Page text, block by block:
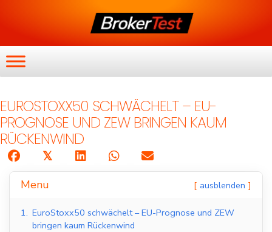
EUROSTOXX50 SCHWÄCHELT – EU-
PROGNOSE UND ZEW BRINGEN KAUM
RÜCKENWIND
𝕏
Menu ausblenden
1. EuroStoxx50 schwächelt – EU-Prognose und ZEW
bringen kaum Rückenwind